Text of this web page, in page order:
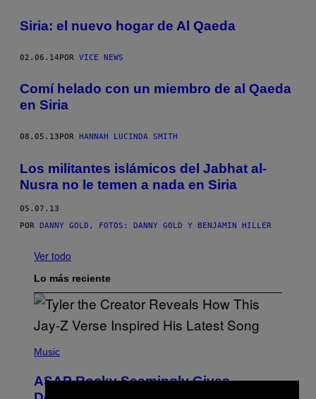
Siria: el nuevo hogar de Al Qaeda
02.06.14POR VICE NEWS
Comí helado con un miembro de al Qaeda
en Siria
08.05.13 POR HANNAH LUCINDA SMITH
Los militantes islámicos del Jabhat al-
Nusra no le temen a nada en Siria
05.07.13
POR DANNY GOLD, FOTOS: DANNY GOLD Y BENJAMIN HILLER
Ver todo
Lo más reciente
H
O
B
Music
ASAP Rocky Seemingly Gives